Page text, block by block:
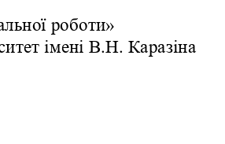
роботи»
імені В.Н. Каразіна